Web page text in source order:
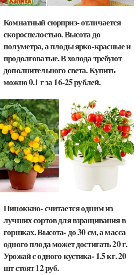
Комнатный сюрприз- отличается
скороспелостью. Высота до
полуметра, а плоды ярко-красные и
продолговатые. В холода требуют
дополнительного света. Купить
можно 0.1 г за 16-25 рублей.
Пиноккио- считается одним из
лучших сортов для взращивания в
горшках. Высота- до 30 см, а масса
одного плода может достигать 20 г.
Урожай с одного кустика- 1.5 кг. 20
шт стоят 12 руб.